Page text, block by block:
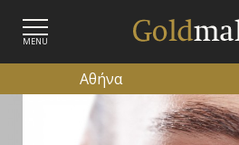
MENU
Αθήνα